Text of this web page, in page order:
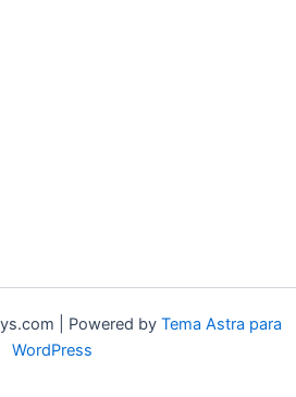
| Powered by Tema Astra para
WordPress